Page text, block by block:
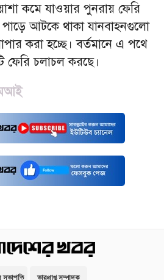
কমে যাওয়ার পুনরায় ফেরি
পাড়ে আটকে থাকা যানবাহনগুলো
করা হচ্ছে। বর্তমানে এ পথে
ফেরি চলাচল করছে।
সভাপতি ভারপ্রাপ্ত সম্পাদক